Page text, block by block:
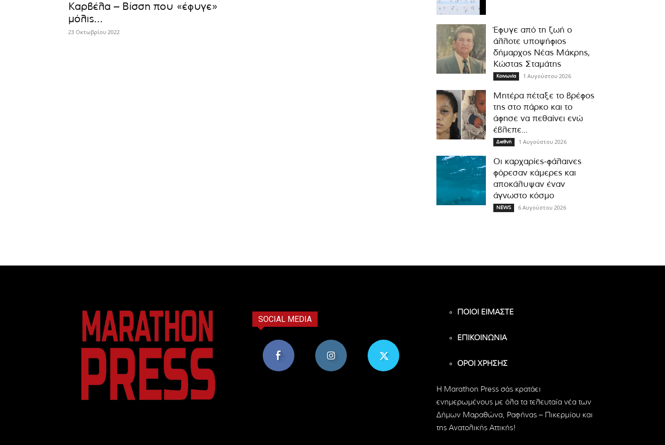
Καρβέλα – Βίσση που «έφυγε»
μόλις...
23 Οκτωβρίου 2022
Έφυγε από τη ζωή ο
άλλοτε υποψήφιος
δήμαρχος Νέας Μάκρης,
Κώστας Σταμάτης
Κοινωνία 1 Αυγούστου 2026
Μητέρα πέταξε το βρέφος
της στο πάρκο και το
άφησε να πεθαίνει ενώ
έβλεπε...
Διεθνή 1 Αυγούστου 2026
Οι καρχαρίες-φάλαινες
φόρεσαν κάμερες και
αποκάλυψαν έναν
άγνωστο κόσμο
NEWS 6 Αυγούστου 2026
SOCIAL MEDIA
ΠΟΙΟΙ ΕΙΜΑΣΤΕ
ΕΠΙΚΟΙΝΩΝΙΑ
ΟΡΟΙ ΧΡΗΣΗΣ
H Marathon Press σάς κρατάει
ενημερωμένους με όλα τα τελευταία νέα των
Δήμων Μαραθώνα, Ραφήνας – Πικερμίου και
της Ανατολικής Αττικής!